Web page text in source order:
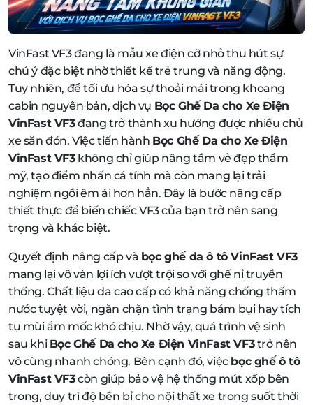
VinFast VF3 đang là mẫu xe điện cỡ nhỏ thu hút sự
chú ý đặc biệt nhờ thiết kế trẻ trung và năng động.
Tuy nhiên, để tối ưu hóa sự thoải mái trong khoang
cabin nguyên bản, dịch vụ Bọc Ghế Da cho Xe Điện
VinFast VF3đang trở thành xu hướng được nhiều chủ
xe săn đón. Việc tiến hành Bọc Ghế Da cho Xe Điện
VinFast VF3không chỉ giúp nâng tầm vẻ đẹp thẩm
mỹ, tạo điểm nhấn cá tính mà còn mang lại trải
nghiệm ngồi êm ái hơn hẳn. Đây là bước nâng cấp
thiết thực để biến chiếc VF3 của bạn trở nên sang
trọng và khác biệt.
Quyết định nâng cấp và bọc ghế da ô tô VinFast VF3
mang lại vô vàn lợi ích vượt trội so với ghế nỉ truyền
thống. Chất liệu da cao cấp có khả năng chống thấm
nước tuyệt vời, ngăn chặn tình trạng bám bụi hay tích
tụ mùi ẩm mốc khó chịu. Nhờ vậy, quá trình vệ sinh
sau khi Bọc Ghế Da cho Xe Điện VinFast VF3trở nên
vô cùng nhanh chóng. Bên cạnh đó, việc bọc ghế ô tô
VinFast VF3còn giúp bảo vệ hệ thống mút xốp bên
trong, duy trì độ bền bỉ cho nội thất xe trong suốt thời